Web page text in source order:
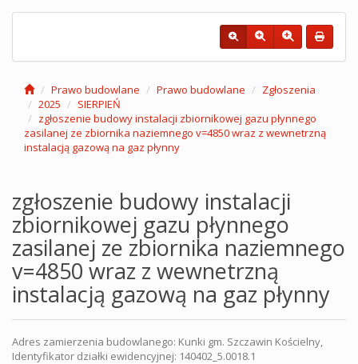
Prawo budowlane Prawo budowlane
Zgłoszenia
2025
SIERPIEŃ
zgłoszenie budowy instalacji zbiornikowej gazu płynnego
zasilanej ze zbiornika naziemnego v=4850 wraz z wewnetrzną
instalacją gazową na gaz płynny
zgłoszenie budowy instalacji
zbiornikowej gazu płynnego
zasilanej ze zbiornika naziemnego
v=4850 wraz z wewnetrzną
instalacją gazową na gaz płynny
Adres zamierzenia budowlanego: Kunki gm. Szczawin Kościelny,
Identyfikator działki ewidencyjnej: 140402_5.0018.1